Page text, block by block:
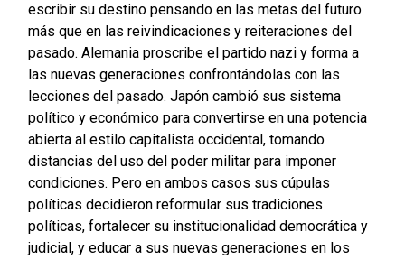
escribir su destino pensando en las metas del futuro
más que en las reivindicaciones y reiteraciones del
pasado. Alemania proscribe el partido nazi y forma a
las nuevas generaciones confrontándolas con las
lecciones del pasado. Japón cambió sus sistema
político y económico para convertirse en una potencia
abierta al estilo capitalista occidental, tomando
distancias del uso del poder militar para imponer
condiciones. Pero en ambos casos sus cúpulas
políticas decidieron reformular sus tradiciones
políticas, fortalecer su institucionalidad democrática y
judicial, y educar a sus nuevas generaciones en los